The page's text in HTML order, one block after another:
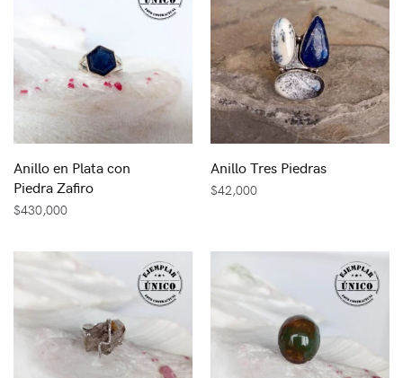
Anillo en Plata con
Piedra Zafiro
$430,000
Anillo Tres Piedras
$42,000